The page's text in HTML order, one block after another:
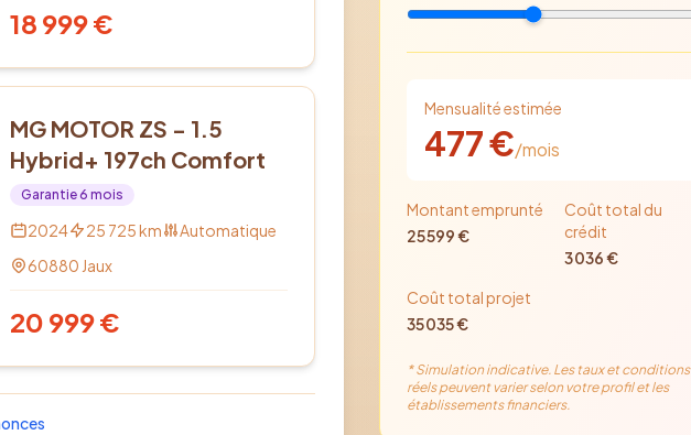
18 999€
MG MOTOR ZS - 1.5
Hybrid+ 197ch Comfort
Garantie6 mois
2024 25 725km
Automatique
60880 Jaux
20 999€
Mensualité estimée
477€/mois
Montant emprunté
25 599€
Coût total du
crédit
3 036€
Coût total projet
35 035€
* Simulation indicative. Les taux et conditions
réels peuvent varier selon votre profil et les
établissements financiers.